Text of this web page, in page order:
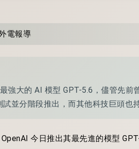
電報導
強大的 AI 模型 GPT-5.6，儘管先
並分階段推出，而其他科技巨頭也
今日推出其最先進的模型